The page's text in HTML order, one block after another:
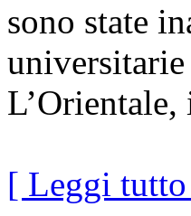
sono state
[ Leggi